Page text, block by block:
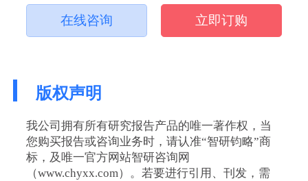
在线咨询 立即订购
版权声明
我公司拥有所有研究报告产品的唯一著作权，当
您购买报告或咨询业务时，请认准“智研钧略”商
标，及唯一官方网站智研咨询网
（www.chyxx.com）。若要进行引用、刊发，需